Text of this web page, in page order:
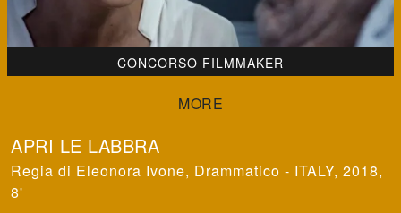
CONCORSO FILMMAKER
APRI LE LABBRA
Eleonora Ivone, Drammatico - ITALY, 2018,
8'